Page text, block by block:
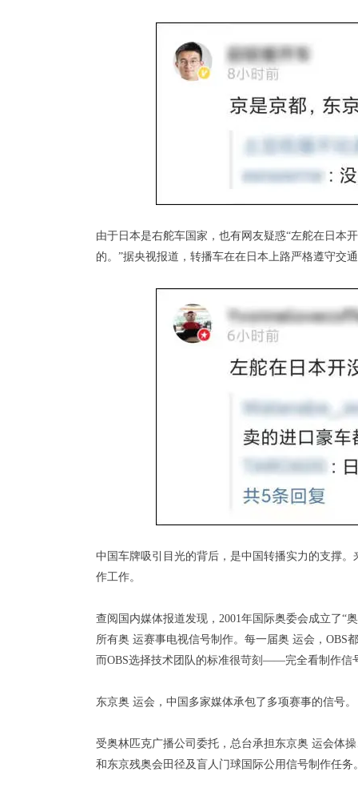
由于日本是右舵车国家，也有网友疑惑“左舵在日本
的。”据央视报道，转播车在在日本上路严格遵守交
中国车牌吸引目光的背后，是中国转播实力的支撑
作工作。
查阅国内媒体报道发现，2001年国际奥委会成立了“
所有奥 运赛事电视信号制作。每一届奥 运会，OBS
而OBS选择技术团队的标准很苛刻——完全看制作信
东京奥 运会，中国多家媒体承包了多项赛事的信号。
受奥林匹克广播公司委托，总台承担东京奥 运会体
和东京残奥会田径及盲人门球国际公用信号制作任务